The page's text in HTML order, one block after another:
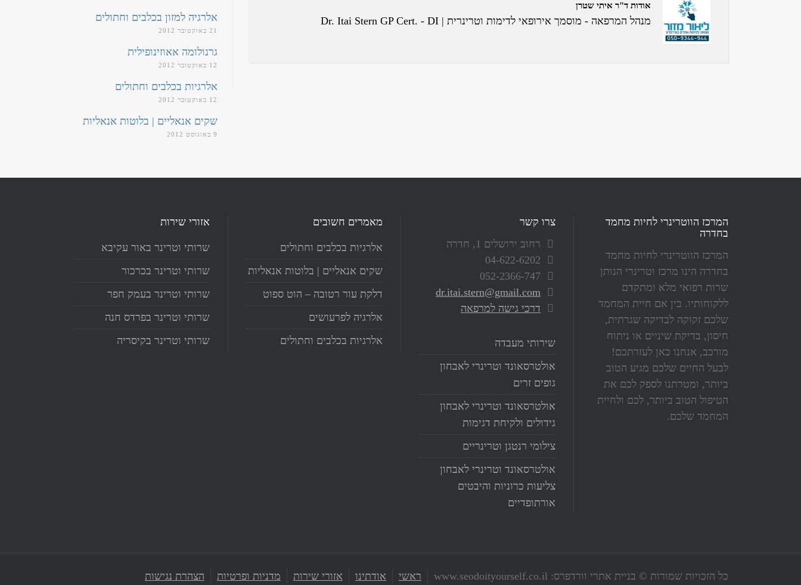
אודות ד"ר איתי שטרן
מנהל המרפאה - מוסמך אירופאי לדימות וטרינרית | Dr. Itai Stern GP Cert. - DI אלרגיה למזון בכלבים וחתולים
21 באוקטובר 2012
גרנולומה אאוזינופילית
12 באוקטובר 2012
אלרגיות בכלבים וחתולים
12 באוקטובר 2012
שקים אנאליים | בלוטות אנאליות
9 באוגוסט 2012
המרכז הווטרינרי לחיות מחמד
בחדרה
המרכז הווטרינרי לחיות מחמד
בחדרה הינו מרכז וטרינרי הנותן
שרות רפואי מלא ומתקדם
ללקוחותיו. בין אם חיית המחמד
שלכם זקוקה לבדיקה שגרתית,
חיסון, בדיקת שיניים או ניתוח
מורכב, אנחנו כאן לעזרתכם!
לבעל החיים שלכם מגיע הטוב
ביותר, ומטרתנו לספק לכם את
הטיפול הטוב ביותר, לכם ולחיית
המחמד שלכם.
צרו קשר
רחוב ירושלים 1, חדרה
04-622-6202
052-2366-747
dr.itai.stern@gmail.com
דרכי גישה למרפאה
שירותי מעבדה
אולטרסאונד וטרינרי לאבחון
גופים זרים
אולטרסאונד וטרינרי לאבחון
גידולים ולקיחת דגימות
צילומי רנטגן וטרינריים
אולטרסאונד וטרינרי לאבחון
צליעות כרוניות והיבטים
אורתופדיים
מאמרים חשובים
אלרגיות בכלבים וחתולים
שקים אנאליים | בלוטות אנאליות
דלקת עור רטובה – הוט ספוט
אלרגיה לפרעושים
אלרגיות בכלבים וחתולים
אזורי שירות
שרותי וטרינר באור עקיבא
שרותי וטרינר בכרכור
שרותי וטרינר בעמק חפר
שרותי וטרינר בפרדס חנה
שרותי וטרינר בקיסריה
כל הזכויות שמורות © בניית אתרי וורדפרס: www.seodoityourself.co.il ראשי אודתינו אזורי שירות מדניות ופרטיות הצהרת נגישות